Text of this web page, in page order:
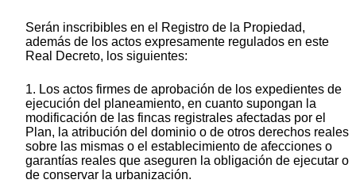
Serán inscribibles en el Registro de la Propiedad,
además de los actos expresamente regulados en este
Real Decreto, los siguientes:
1. Los actos firmes de aprobación de los expedientes de
ejecución del planeamiento, en cuanto supongan la
modificación de las fincas registrales afectadas por el
Plan, la atribución del dominio o de otros derechos reales
sobre las mismas o el establecimiento de afecciones o
garantías reales que aseguren la obligación de ejecutar o
de conservar la urbanización.